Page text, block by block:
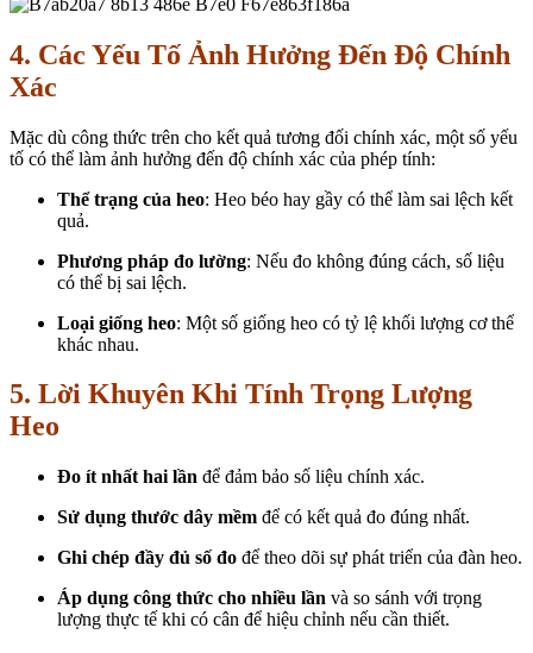
4. Các Yếu Tố Ảnh Hưởng Đến Độ Chính
Xác
Mặc dù công thức trên cho kết quả tương đối chính xác, một số yếu
tố có thể làm ảnh hưởng đến độ chính xác của phép tính:
Thể trạng của heo: Heo béo hay gầy có thể làm sai lệch kết
quả.
Phương pháp đo lường: Nếu đo không đúng cách, số liệu
có thể bị sai lệch.
Loại giống heo: Một số giống heo có tỷ lệ khối lượng cơ thể
khác nhau.
5. Lời Khuyên Khi Tính Trọng Lượng
Heo
Đo ít nhất hai lần để đảm bảo số liệu chính xác.
Sử dụng thước dây mềm để có kết quả đo đúng nhất.
Ghi chép đầy đủ số đo để theo dõi sự phát triển của đàn heo.
Áp dụng công thức cho nhiều lần và so sánh với trọng
lượng thực tế khi có cân để hiệu chỉnh nếu cần thiết.